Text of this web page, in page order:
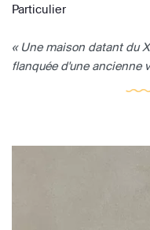
Particulier
« Une maison datant du
flanquée d'une ancienne